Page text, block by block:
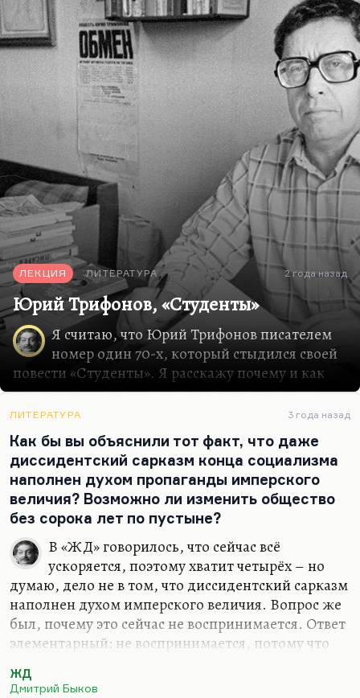
ЛЕКЦИЯ ЛИТЕРАТУРА 2 года назад
Юрий Трифонов, «Студенты»
Я считаю, что Юрий Трифонов писателем
номер один 70-х, который стыдился своей
повести «Студенты». Я расскажу почему и как
ему в каком-то смысле удалось ее переписать.
Также расскажу о том, как «Московские повести»
открыли Советский Союз для европейского
читателя, и о писательском стиле Юрия
Трифонова.
1970-е самое интересное десятилетие, как я
думаю, в истории советской литературы.
Десятилетия, с одной стороны, застойного,
чрезвычайно мрачного, бесперспективного,
когда казалось, что Советский Союз будет вечно
умирать, как какая-нибудь социалистическая
Венеция, а с другой стороны, никогда, вот здесь
я за свои слова отвечаю, никогда, ни в
двадцатые, ни в шестидесятые, не работало…
ЛИТЕРАТУРА 3 года назад
Как бы вы объяснили тот факт, что даже
диссидентский сарказм конца социализма
наполнен духом пропаганды имперского
величия? Возможно ли изменить общество
без сорока лет по пустыне?
В «ЖД» говорилось, что сейчас всё
ускоряется, поэтому хватит четырёх – но
думаю, дело не в том, что диссидентский сарказм
наполнен духом имперского величия. Вопрос же
был, почему это сейчас не воспринимается. Ответ
элементарный: не воспринимается, потому что
рассчитана на умного читателя. Тоже
ЖД
Дмитрий Быков